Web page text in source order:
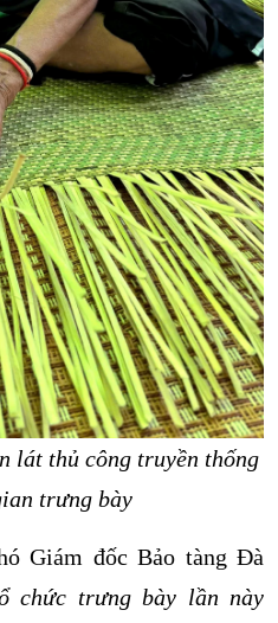
lát thủ công truyền thống
trưng bày
Giám đốc Bảo tàng Đà
chức trưng bày lần này